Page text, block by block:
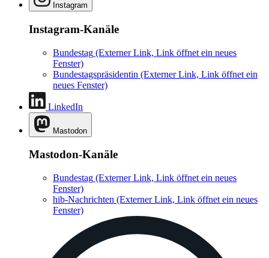
Instagram
Instagram-Kanäle
Bundestag (Externer Link, Link öffnet ein neues
Fenster)
Bundestagspräsidentin (Externer Link, Link öffnet ein
neues Fenster)
LinkedIn
Mastodon
Mastodon-Kanäle
Bundestag (Externer Link, Link öffnet ein neues
Fenster)
hib-Nachrichten (Externer Link, Link öffnet ein neues
Fenster)